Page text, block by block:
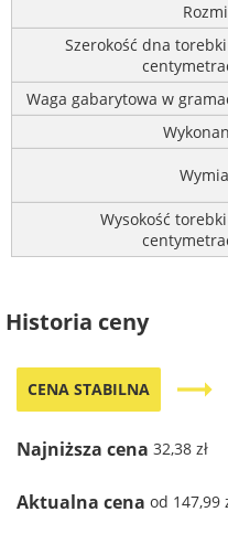
Szerokość dna
Waga gabarytowa w
Wysokość
Historia ceny
CENA STABILNA trending_flat
Najniższa cena 32,38 zł
Aktualna cena od 147,99